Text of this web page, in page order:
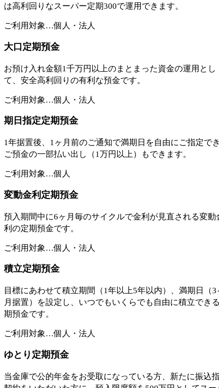
は高利回りなスーパー定期300で運用できます。
ご利用対象…個人・法人
大口定期預金
お預け入れ金額1千万円以上のまとまった資金の運用とし
て、安全高利回りの有利な預金です。
ご利用対象…個人・法人
期日指定定期預金
1年据置後、1ヶ月前のご通知で満期日を自由にご指定で
ご預金の一部払い出し（1万円以上）もできます。
ご利用対象…個人
変動金利定期預金
預入期間中に6ヶ月毎のサイクルで金利が見直される変動
利の定期預金です。
ご利用対象…個人・法人
積立定期預金
目標にあわせて積立期間（1年以上5年以内）、満期日（3
月据置）を設定し、いつでもいくらでも自由に積立でき
期預金です。
ご利用対象…個人・法人
ゆとり定期預金
当金庫で公的年金をお受取になっている方、新たに振込